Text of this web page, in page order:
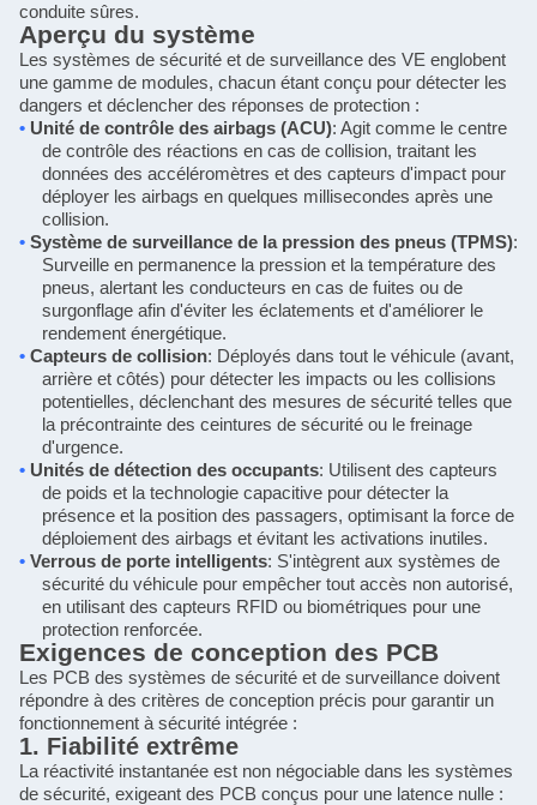
conduite sûres.
Aperçu du système
Les systèmes de sécurité et de surveillance des VE englobent
une gamme de modules, chacun étant conçu pour détecter les
dangers et déclencher des réponses de protection :
• Unité de contrôle des airbags (ACU): Agit comme le centre
de contrôle des réactions en cas de collision, traitant les
données des accéléromètres et des capteurs d'impact pour
déployer les airbags en quelques millisecondes après une
collision.
• Système de surveillance de la pression des pneus (TPMS):
Surveille en permanence la pression et la température des
pneus, alertant les conducteurs en cas de fuites ou de
surgonflage afin d'éviter les éclatements et d'améliorer le
rendement énergétique.
• Capteurs de collision: Déployés dans tout le véhicule (avant,
arrière et côtés) pour détecter les impacts ou les collisions
potentielles, déclenchant des mesures de sécurité telles que
la précontrainte des ceintures de sécurité ou le freinage
d'urgence.
• Unités de détection des occupants: Utilisent des capteurs
de poids et la technologie capacitive pour détecter la
présence et la position des passagers, optimisant la force de
déploiement des airbags et évitant les activations inutiles.
• Verrous de porte intelligents: S'intègrent aux systèmes de
sécurité du véhicule pour empêcher tout accès non autorisé,
en utilisant des capteurs RFID ou biométriques pour une
protection renforcée.
Exigences de conception des PCB
Les PCB des systèmes de sécurité et de surveillance doivent
répondre à des critères de conception précis pour garantir un
fonctionnement à sécurité intégrée :
1. Fiabilité extrême
La réactivité instantanée est non négociable dans les systèmes
de sécurité, exigeant des PCB conçus pour une latence nulle :